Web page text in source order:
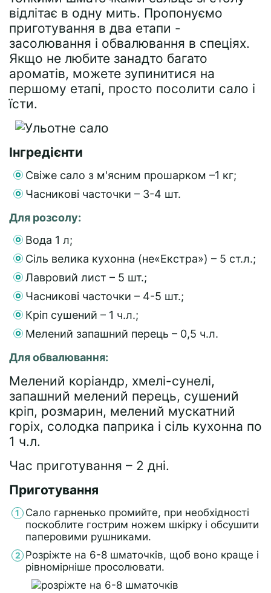
відлітає в одну мить. Пропонуємо
приготування в два етапи -
засолювання і обвалювання в спеціях.
Якщо не любите занадто багато
ароматів, можете зупинитися на
першому етапі, просто посолити сало і
їсти.
Інгредієнти
Свіже сало з м'ясним прошарком –1 кг;
Часникові часточки – 3-4 шт.
Для розсолу:
Вода 1 л;
Сіль велика кухонна (не«Екстра») – 5 ст.л.;
Лавровий лист – 5 шт.;
Часникові часточки – 4-5 шт.;
Кріп сушений – 1 ч.л.;
Мелений запашний перець – 0,5 ч.л.
Для обвалювання:
Мелений коріандр, хмелі-сунелі,
запашний мелений перець, сушений
кріп, розмарин, мелений мускатний
горіх, солодка паприка і сіль кухонна по
1 ч.л.
Час приготування – 2 дні.
Приготування
Сало гарненько промийте, при необхідності
поскоблите гострим ножем шкірку і обсушити
паперовими рушниками.
Розріжте на 6-8 шматочків, щоб воно краще і
рівномірніше просолювати.